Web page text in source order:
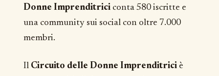
Donne Imprenditrici conta 580 iscritte e
una community sui social con oltre 7.000
membri.
Il Circuito delle Donne Imprenditrici è